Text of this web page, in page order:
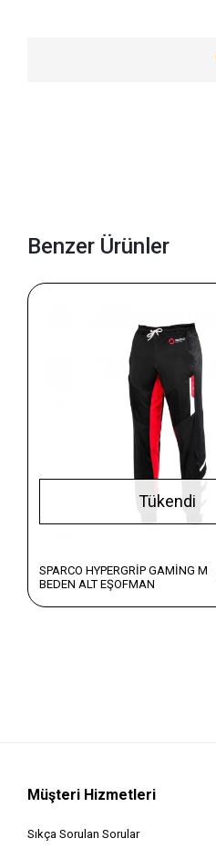
Benzer Ürünler
Tükendi
SPARCO HYPERGRİP GAMİNG M
BEDEN ALT EŞOFMAN
Müşteri Hizmetleri
Sıkça Sorulan Sorular